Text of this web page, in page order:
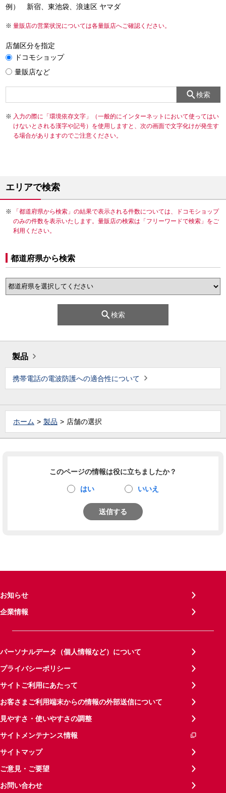
例） 新宿、東池袋、浪速区 ヤマダ
量販店の営業状況については各量販店へご確認ください。
店舗区分を指定
ドコモショップ
量販店など
検索
入力の際に「環境依存文字」（一般的にインターネットにおいて使ってはい
けないとされる漢字や記号）を使用しますと、次の画面で文字化けが発生す
る場合がありますのでご注意ください。
エリアで検索
「都道府県から検索」の結果で表示される件数については、ドコモショップ
のみの件数を表示いたします。量販店の検索は「フリーワードで検索」をご
利用ください。
都道府県から検索
検索
製品
携帯電話の電波防護への適合性について
ホーム 製品 店舗の選択
このページの情報は役に立ちましたか？
はい いいえ
送信する
お知らせ
企業情報
パーソナルデータ（個人情報など）について
プライバシーポリシー
サイトご利用にあたって
お客さまご利用端末からの情報の外部送信について
見やすさ・使いやすさの調整
サイトメンテナンス情報
サイトマップ
ご意見・ご要望
お問い合わせ